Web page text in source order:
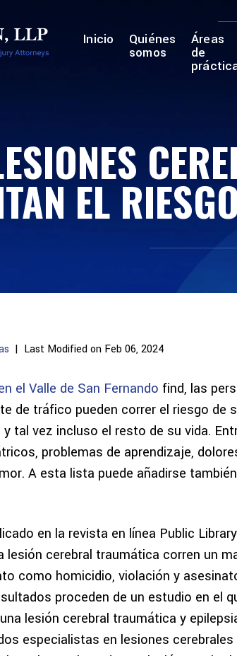
Inicio Quiénes
somos
Áreas
de
EL
| Last Modified on Feb 06, 2024
el Valle de San Fernando find, las
de tráfico pueden correr el riesgo de
tal vez incluso el resto de su vida.
problemas de aprendizaje,
A esta lista puede añadirse
en la revista en línea Public
lesión cerebral traumática corren un
como homicidio, violación y
proceden de un estudio en el
lesión cerebral traumática y
especialistas en lesiones cerebrales